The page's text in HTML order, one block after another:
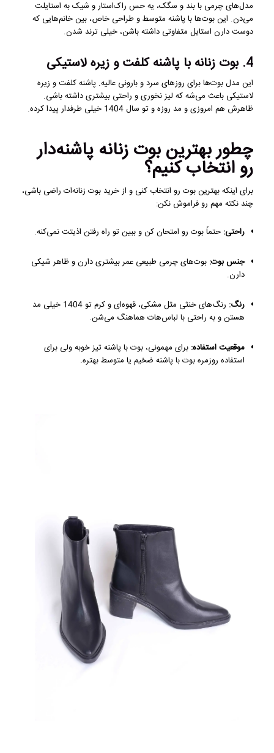
مدل‌های چرمی با بند و سگک، یه حس راک‌استار و شیک به استایلت
می‌دن. این بوت‌ها با پاشنه متوسط و طراحی خاص، بین خانم‌هایی که
دوست دارن استایل متفاوتی داشته باشن، خیلی ترند شدن.
4. بوت زنانه با پاشنه کلفت و زیره لاستیکی
این مدل بوت‌ها برای روزهای سرد و بارونی عالیه. پاشنه کلفت و زیره
لاستیکی باعث می‌شه که لیز نخوری و راحتی بیشتری داشته باشی.
ظاهرش هم امروزی و مد روزه و تو سال 1404 خیلی طرفدار پیدا کرده.
چطور بهترین بوت زنانه پاشنه‌دار
رو انتخاب کنیم؟
برای اینکه بهترین بوت رو انتخاب کنی و از خرید بوت زنانه‌ات راضی باشی،
چند نکته مهم رو فراموش نکن:
راحتی: حتماً بوت رو امتحان کن و ببین تو راه رفتن اذیتت نمی‌کنه.
جنس بوت: بوت‌های چرمی طبیعی عمر بیشتری دارن و ظاهر شیکی
دارن.
رنگ:
رنگ‌های خنثی مثل مشکی، قهوه‌ای و کرم تو 1404 خیلی مد
هستن و به راحتی با لباس‌هات هماهنگ می‌شن.
موقعیت استفاده: برای مهمونی، بوت با پاشنه تیز خوبه ولی برای
استفاده روزمره بوت با پاشنه ضخیم یا متوسط بهتره.